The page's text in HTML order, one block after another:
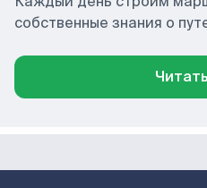
собственные знания о